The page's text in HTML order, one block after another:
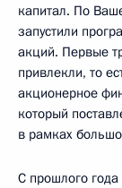
капитал. По
запустили
акций. Первые
привлекли, то
акционерное
который
в рамках
С прошлого